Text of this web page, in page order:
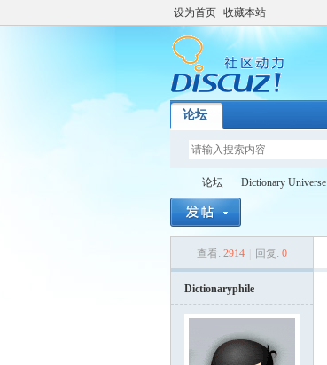
设为首页 收藏本站
论坛
论坛
›
Dictionary Universe
查看: 2914 回复: 0
Dictionaryphile